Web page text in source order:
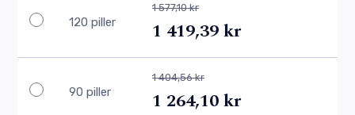
120 piller
1 577,10 kr
1 419,39 kr
90 piller
1 404,56 kr
1 264,10 kr